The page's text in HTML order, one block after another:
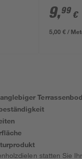
2000 mm
9,99 €
5,00 € /
statten Sie